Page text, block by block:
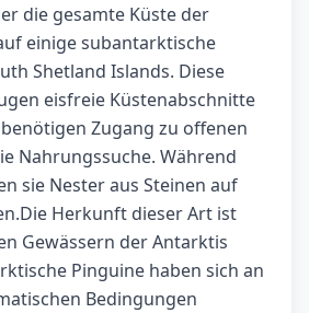
die gesamte Küste der
einige subantarktische
Shetland Islands. Diese
eisfreie Küstenabschnitte
Zugang zu offenen
Nahrungssuche. Während
sie Nester aus Steinen auf
Herkunft dieser Art ist
Gewässern der Antarktis
Pinguine haben sich an
Bedingungen